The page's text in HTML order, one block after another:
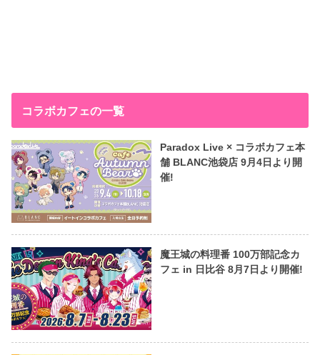
コラボカフェの一覧
Paradox Live × コラボカフェ本
舗 BLANC池袋店 9月4日より開
催!
魔王城の料理番 100万部記念カ
フェ in 日比谷 8月7日より開催!